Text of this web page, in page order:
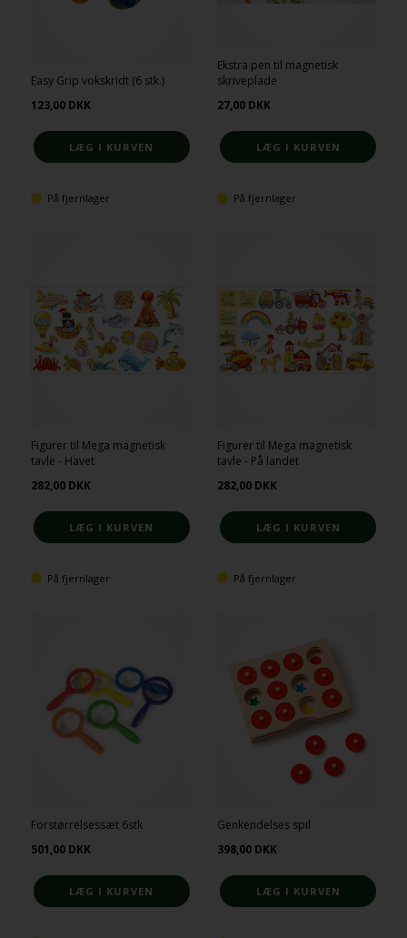
Easy Grip vokskridt (6 stk.)
123,00 DKK
På fjernlager
Ekstra pen til magnetisk
skriveplade
27,00 DKK
På fjernlager
Figurer til Mega magnetisk
tavle - Havet
282,00 DKK
På fjernlager
Figurer til Mega magnetisk
tavle - På landet
282,00 DKK
På fjernlager
Forstørrelsessæt 6stk
501,00 DKK
Genkendelses spil
398,00 DKK